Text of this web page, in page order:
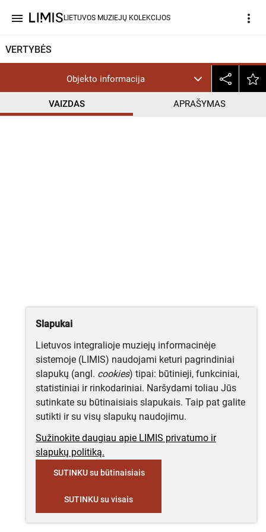
menu LIETUVOS MUZIEJŲ KOLEKCIJOS more_vert
VERTYBĖS
Objekto informacija
VAIZDAS APRAŠYMAS
Slapukai
Lietuvos integralioje muziejų informacinėje
sistemoje (LIMIS) naudojami keturi pagrindiniai
slapukų (angl. cookies) tipai: būtinieji, funkciniai,
statistiniai ir rinkodariniai. Naršydami toliau Jūs
sutinkate su būtinaisiais slapukais. Taip pat galite
sutikti ir su visų slapukų naudojimu.
Sužinokite daugiau apie LIMIS privatumo ir
slapukų politiką.
SUTINKU su būtinaisiais
SUTINKU su visais